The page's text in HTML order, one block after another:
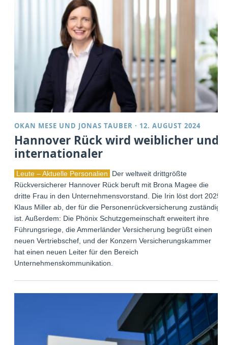
OKAN MESE UND JONAS TAUBER · 12. AUGUST 2024
Hannover Rück wird weiblicher und
internationaler
Leute – Aktuelle Personalien
Der weltweit drittgrößte
Rückversicherer Hannover Rück beruft mit Brona Magee die
dritte Frau in den Unternehmensvorstand. Die Irin löst dort 2025
Klaus Miller ab, der für die Personenrückversicherung zuständig
ist. Außerdem: Die Phönix Schutzgemeinschaft erweitert ihre
Führungsriege, die Ammerländer Versicherung begrüßt einen
neuen Vertriebschef, und der Konzern Versicherungskammer
hat einen neuen Leiter für den Bereich
Unternehmenskommunikation.